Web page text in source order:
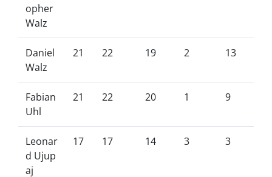
opher
Walz
Daniel
Walz
21 22 19 2 13
Fabian
Uhl
21 22 20 1 9
Leonar
d Ujup
aj
17 17 14 3 3